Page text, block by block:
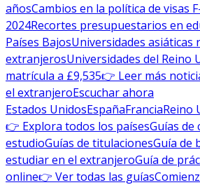
añosCambios en la política de visas
2024Recortes presupuestarios en
Países BajosUniversidades asiáticas
extranjerosUniversidades del Reino
matrícula a £9,535👉 Leer más
el extranjeroEscuchar ahora
Estados UnidosEspañaFranciaReino
👉 Explora todos los paísesGuías de
estudioGuías de titulacionesGuía de
estudiar en el extranjeroGuía de
online👉 Ver todas las guías